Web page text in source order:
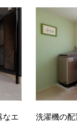
なエ
洗濯機の配